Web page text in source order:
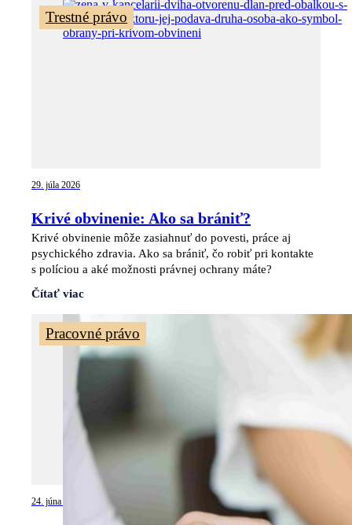
Trestné právo
29. júla 2026
Krivé obvinenie: Ako sa brániť?
Krivé obvinenie môže zasiahnuť do povesti, práce aj
psychického zdravia. Ako sa brániť, čo robiť pri kontakte
s políciou a aké možnosti právnej ochrany máte?
Čítať viac
Pracovné právo
24. júna 2026